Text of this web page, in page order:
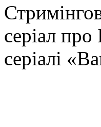
серіал
серіалі